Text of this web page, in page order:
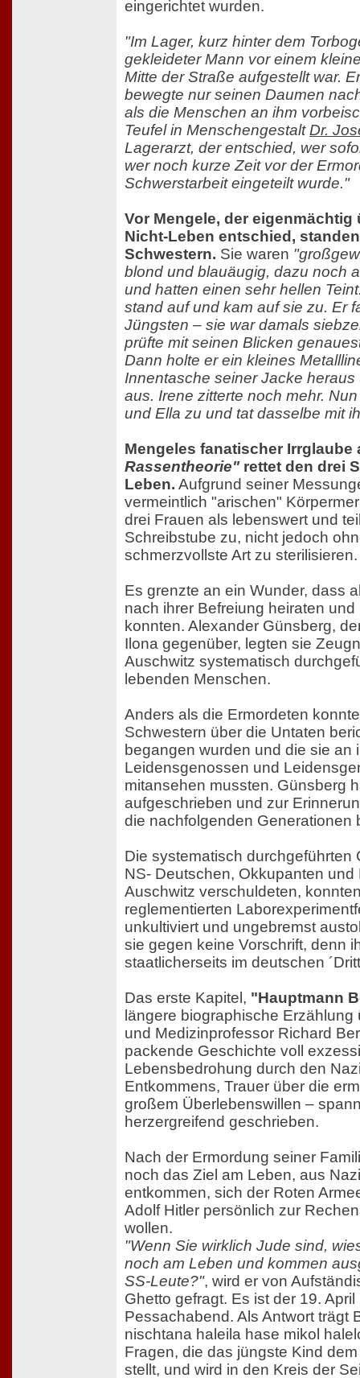
eingerichtet wurden.
"Im Lager, kurz hinter dem
gekleideter Mann vor einem
Mitte der Straße aufgestellt war.
bewegte nur seinen Daumen
als die Menschen an ihm
Teufel in MenschengestaltDr.
Lagerarzt, der entschied, wer
wer noch kurze Zeit vor der
Schwerstarbeit eingeteilt wurde."
Vor Mengele, der eigenmächtig
Nicht-Leben entschied,
Schwestern. Sie waren
blond und blauäugig, dazu noch
und hatten einen sehr hellen
stand auf und kam auf sie zu. Er
Jüngsten – sie war damals
prüfte mit seinen Blicken
Dann holte er ein kleines
Innentasche seiner Jacke
aus. Irene zitterte noch mehr.
und Ella zu und tat dasselbe mit
Mengeles fanatischer Irrglaube
Rassentheorie" rettet den drei
Leben. Aufgrund seiner
vermeintlich "arischen"
drei Frauen als lebenswert und
Schreibstube zu, nicht jedoch
schmerzvollste Art zu sterilisieren.
Es grenzte an ein Wunder, dass
nach ihrer Befreiung heiraten
konnten. Alexander Günsberg,
Ilona gegenüber, legten sie
Auschwitz systematisch
lebenden Menschen.
Anders als die Ermordeten
Schwestern über die Untaten
begangen wurden und die sie an
Leidensgenossen und
mitansehen mussten. Günsberg
aufgeschrieben und zur
die nachfolgenden Generationen
Die systematisch durchgeführten
NS- Deutschen, Okkupanten und
Auschwitz verschuldeten,
reglementierten
unkultiviert und ungebremst
sie gegen keine Vorschrift, denn
staatlicherseits im deutschen
Das erste Kapitel, "Hauptmann
längere biographische Erzählung
und Medizinprofessor Richard
packende Geschichte voll
Lebensbedrohung durch den
Entkommens, Trauer über die
großem Überlebenswillen –
herzergreifend geschrieben.
Nach der Ermordung seiner
noch das Ziel am Leben, aus
entkommen, sich der Roten
Adolf Hitler persönlich zur
wollen.
"Wenn Sie wirklich Jude sind,
noch am Leben und kommen
SS-Leute?", wird er von
Ghetto gefragt. Es ist der 19.
Pessachabend. Als Antwort trägt
nischtana haleila hase mikol
Fragen, die das jüngste Kind
stellt, und wird in den Kreis der